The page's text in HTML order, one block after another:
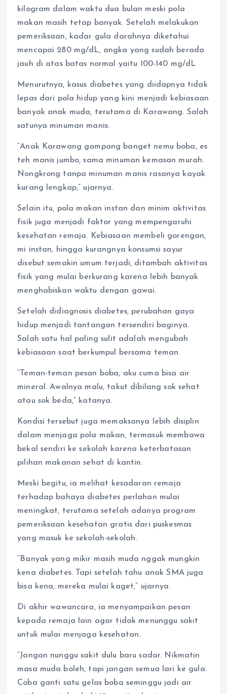
kilogram dalam waktu dua bulan meski pola
makan masih tetap banyak. Setelah melakukan
pemeriksaan, kadar gula darahnya diketahui
mencapai 280 mg/dL, angka yang sudah berada
jauh di atas batas normal yaitu 100-140 mg/dL
Menurutnya, kasus diabetes yang diidapnya tidak
lepas dari pola hidup yang kini menjadi kebiasaan
banyak anak muda, terutama di Karawang. Salah
satunya minuman manis.
“Anak Karawang gampang banget nemu boba, es
teh manis jumbo, sama minuman kemasan murah.
Nongkrong tanpa minuman manis rasanya kayak
kurang lengkap,” ujarnya.
Selain itu, pola makan instan dan minim aktivitas
fisik juga menjadi faktor yang mempengaruhi
kesehatan remaja. Kebiasaan membeli gorengan,
mi instan, hingga kurangnya konsumsi sayur
disebut semakin umum terjadi, ditambah aktivitas
fisik yang mulai berkurang karena lebih banyak
menghabiskan waktu dengan gawai.
Setelah didiagnosis diabetes, perubahan gaya
hidup menjadi tantangan tersendiri baginya.
Salah satu hal paling sulit adalah mengubah
kebiasaan saat berkumpul bersama teman.
“Teman-teman pesan boba, aku cuma bisa air
mineral. Awalnya malu, takut dibilang sok sehat
atau sok beda,” katanya.
Kondisi tersebut juga memaksanya lebih disiplin
dalam menjaga pola makan, termasuk membawa
bekal sendiri ke sekolah karena keterbatasan
pilihan makanan sehat di kantin.
Meski begitu, ia melihat kesadaran remaja
terhadap bahaya diabetes perlahan mulai
meningkat, terutama setelah adanya program
pemeriksaan kesehatan gratis dari puskesmas
yang masuk ke sekolah-sekolah.
“Banyak yang mikir masih muda nggak mungkin
kena diabetes. Tapi setelah tahu anak SMA juga
bisa kena, mereka mulai kaget,” ujarnya.
Di akhir wawancara, ia menyampaikan pesan
kepada remaja lain agar tidak menunggu sakit
untuk mulai menjaga kesehatan.
“Jangan nunggu sakit dulu baru sadar. Nikmatin
masa muda boleh, tapi jangan semua lari ke gula.
Coba ganti satu gelas boba seminggu jadi air